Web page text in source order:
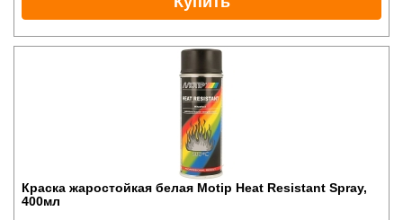
Краска жаростойкая белая Motip Heat Resistant Spray,
400мл